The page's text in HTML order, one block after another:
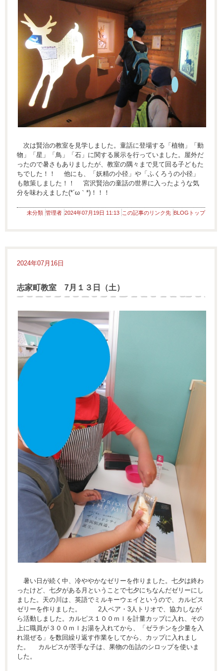
次は賢治の教室を見学しました。童話に登場する「植物」「動
物」「星」「鳥」「石」に関する展示を行っていました。屋外だ
ったので暑さもありましたが、教室の隅々まで見て回る子どもた
ちでした！！ 他にも、「妖精の小径」や「ふくろうの小径」
も散策しました！！ 宮沢賢治の童話の世界に入ったような気
分を味わえました(*´ω｀*)！！！
未分類 管理者 2024年07月19日 11:13 この記事のリンク先 BLOGトップ
2024年07月16日
志家町教室 7月１３日（土）
暑い日が続く中、冷ややかなゼリーを作りました。七夕は終わ
ったけど、七夕がある月ということで七夕にちなんだゼリーにし
ました。天の川は、英語でミルキーウェイというので、カルピス
ゼリーを作りました。 2人ペア・3人トリオで、協力しなが
ら活動しました。カルピス１００ｍｌを計量カップに入れ、その
上に職員が３００ｍｌお湯を入れてから、「ゼラチンを少量を入
れ混ぜる」を数回繰り返す作業をしてから、カップに入れまし
た。 カルピスが苦手な子は、果物の缶詰のシロップを使いま
した。